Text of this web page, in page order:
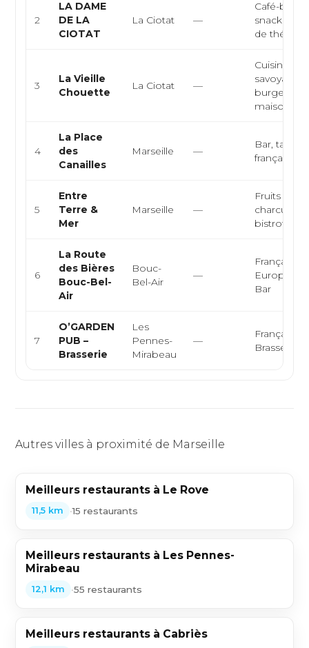
2
LA DAME
DE LA
CIOTAT
La Ciotat —
Café-
snacking,
de thé
3
La Vieille
Chouette
La Ciotat —
Cuisine
savoyarde,
burgers,
maison
4
La Place
des
Canailles
Marseille —
Bar, tapas,
française
5
Entre
Terre &
Mer
Marseille —
Fruits de
bistrot
6
La Route
des Bières
Bouc-Bel-
Air
Bouc-
Bel-Air
—
Française,
Bar
7
O’GARDEN
PUB –
Brasserie
Les
Pennes-
Mirabeau
—
Française,
Brasserie
Autres villes à proximité de Marseille
Meilleurs restaurants à Le Rove
11,5 km •15 restaurants
Meilleurs restaurants à Les Pennes-
Mirabeau
12,1 km •55 restaurants
Meilleurs restaurants à Cabriès